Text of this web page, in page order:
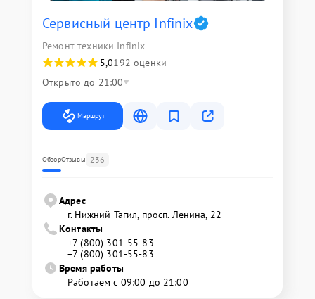
Сервисный центр Infinix
Ремонт техники Infinix
5,0192 оценки
Открыто до 21:00
Маршрут
ОбзорОтзывы 236
Адрес
г. Нижний Тагил, просп. Ленина, 22
Контакты
+7 (800) 301-55-83
+7 (800) 301-55-83
Время работы
Работаем с 09:00 до 21:00